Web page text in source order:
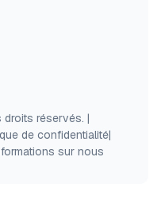
réservés. |
de confidentialité|
sur nous